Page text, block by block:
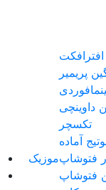
افترافکت
پریمیر
داوینچی
تکسچر
آماده
فتوشاپ
فتوشاپ
موزیک